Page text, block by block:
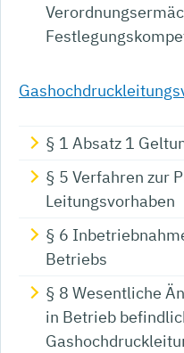
§ 1 Absatz 1
§ 5 Verfahren zur
Leitungsvorhaben
§ 6
Betriebs
§ 8 Wesentliche
in Betrieb